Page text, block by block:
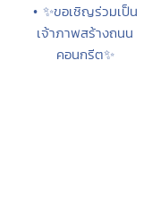
• ✨ขอเชิญร่วมเป็น
เจ้าภาพสร้างถนน
คอนกรีต✨